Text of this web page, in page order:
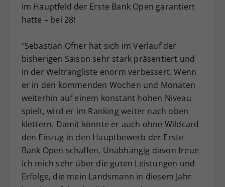
im Hauptfeld der Erste Bank Open garantiert
hatte – bei 28!
"Sebastian Ofner hat sich im Verlauf der
bisherigen Saison sehr stark präsentiert und
in der Weltrangliste enorm verbessert. Wenn
er in den kommenden Wochen und Monaten
weiterhin auf einem konstant hohen Niveau
spielt, wird er im Ranking weiter nach oben
klettern. Damit könnte er auch ohne Wildcard
den Einzug in den Hauptbewerb der Erste
Bank Open schaffen. Unabhängig davon freue
ich mich sehr über die guten Leistungen und
Erfolge, die mein Landsmann in diesem Jahr